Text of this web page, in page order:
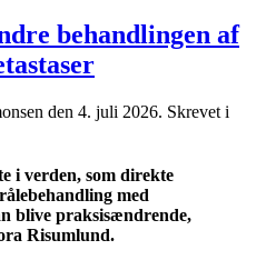
behandlingen af
den 4. juli 2026. Skrevet i
i verden, som direkte
med
blive praksisændrende,
Risumlund.